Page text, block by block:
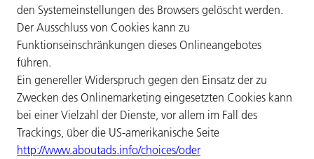
den Systemeinstellungen des Browsers gelöscht werden.
Der Ausschluss von Cookies kann zu
Funktionseinschränkungen dieses Onlineangebotes
führen.
Ein genereller Widerspruch gegen den Einsatz der zu
Zwecken des Onlinemarketing eingesetzten Cookies kann
bei einer Vielzahl der Dienste, vor allem im Fall des
Trackings, über die US-amerikanische Seite
http://www.aboutads.info/choices/oder